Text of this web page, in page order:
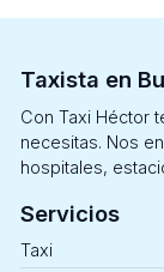
Taxista en
Con Taxi Héctor
necesitas. Nos
hospitales,
Servicios
Taxi